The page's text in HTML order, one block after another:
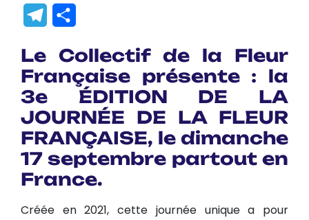
Link
Telegram
Le Collectif de la Fleur
Française présente : la
3e ÉDITION DE LA
JOURNÉE DE LA FLEUR
FRANÇAISE, le dimanche
17 septembre partout en
France.
Créée en 2021, cette journée unique a pour